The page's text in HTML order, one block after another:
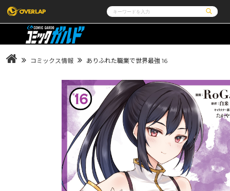
コミック
LiQulle
ライトノベル
ノベルスf
ポケットモンスター
オーバーラップ広報室
オーバーラップホールディングス
お問い合わ
オーバーラップ文庫 オーバーラップノベルス
オーバーラップノベルスf ロサージュノベルス
コミックス情報 ありふれた職業で世界最強 16